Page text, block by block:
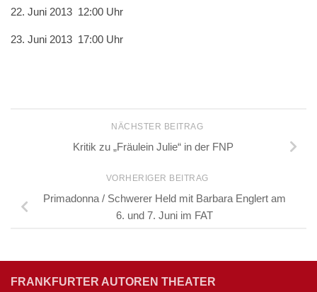
22. Juni 2013 12:00 Uhr
23. Juni 2013 17:00 Uhr
NÄCHSTER BEITRAG
Kritik zu „Fräulein Julie“ in der FNP
VORHERIGER BEITRAG
Primadonna / Schwerer Held mit Barbara Englert am
6. und 7. Juni im FAT
FRANKFURTER AUTOREN THEATER